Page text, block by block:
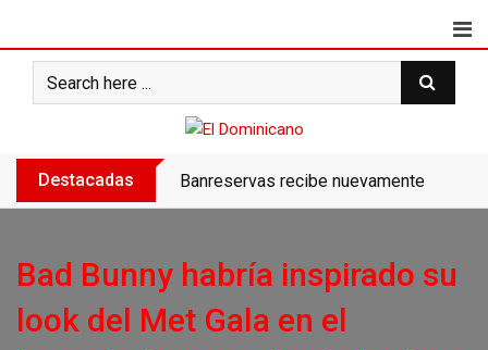
content
Destacadas Banreservas recibe nuevamente la
Bad Bunny habría inspirado su
look del Met Gala en el